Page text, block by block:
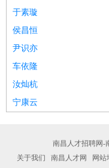
于素璇
侯昌恒
尹识亦
车依隆
汝灿杭
宁康云
南昌人才招聘网-
关于我们
南昌人才网 网站